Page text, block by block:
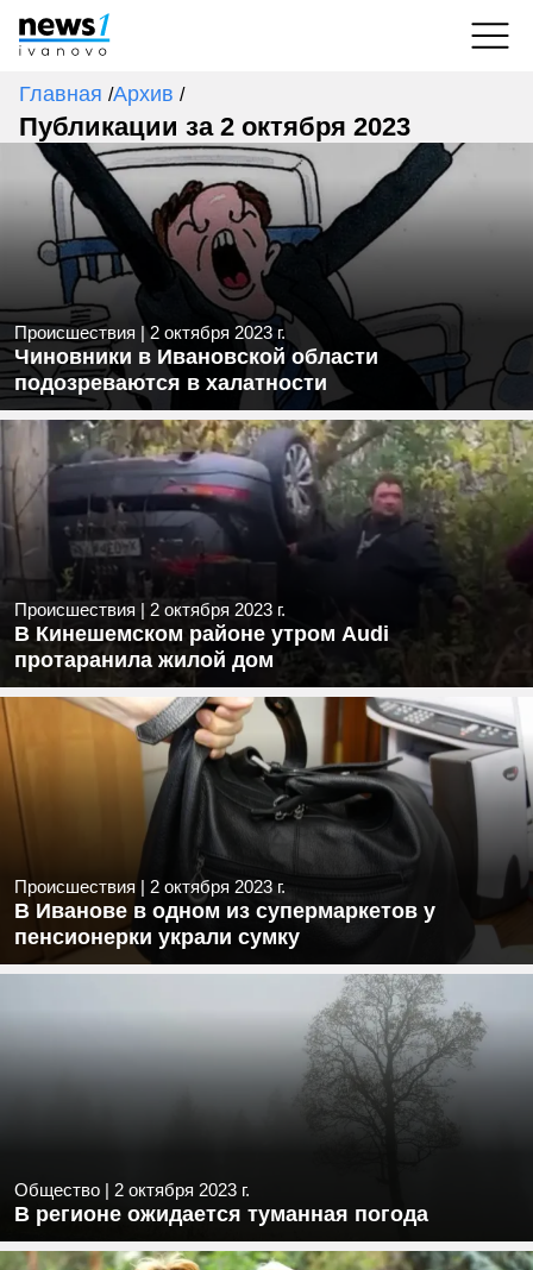
Главная /Архив /
Публикации за 2 октября 2023
Происшествия |2 октября 2023 г.
Чиновники в Ивановской области
подозреваются в халатности
Происшествия | 2 октября 2023 г.
В Кинешемском районе утром Audi
протаранила жилой дом
Происшествия | 2 октября 2023 г.
В Иванове в одном из супермаркетов у
пенсионерки украли сумку
Общество | 2 октября 2023 г.
В регионе ожидается туманная погода